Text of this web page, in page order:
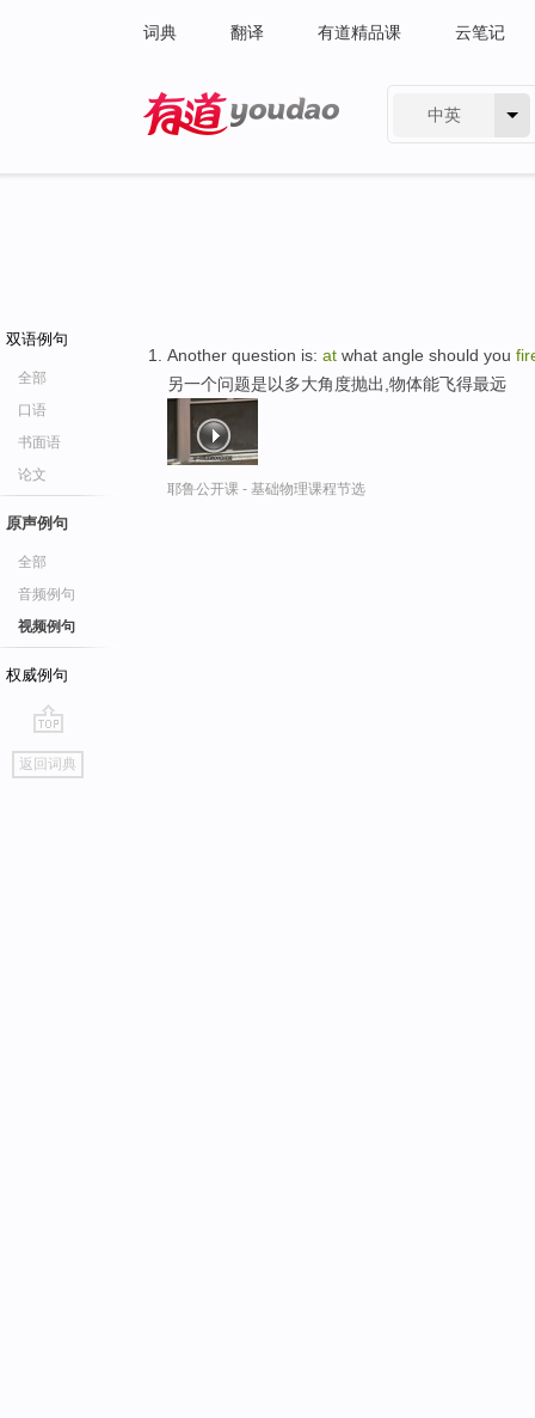
词典 翻译 有道精品课 云笔记
中英
双语例句
全部
口语
书面语
论文
原声例句
全部
音频例句
视频例句
权威例句
go
top
返回词典
Another question is: at what angle should you
另一个问题是以多大角度抛出,物体能飞得最远
耶鲁公开课 - 基础物理课程节选